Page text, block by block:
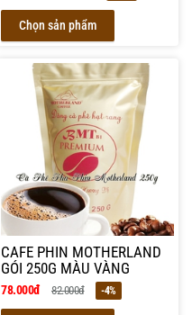
Chọn sản phẩm
CAFE PHIN MOTHERLAND
GÓI 250G MÀU VÀNG
78.000đ 82.000đ -4%